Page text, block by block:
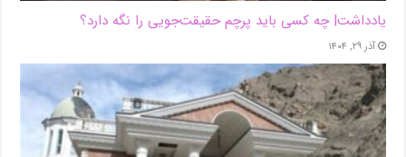
یادداشت| ‌چه کسی باید پرچم حقیقت‌جویی را نگه دارد؟
آذر ۲۹, ۱۴۰۴